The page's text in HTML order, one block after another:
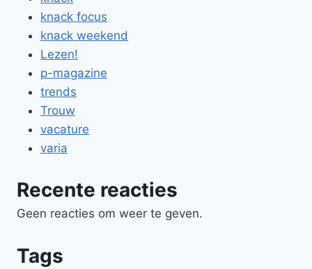
knack focus
knack weekend
Lezen!
p-magazine
trends
Trouw
vacature
varia
Recente reacties
Geen reacties om weer te geven.
Tags